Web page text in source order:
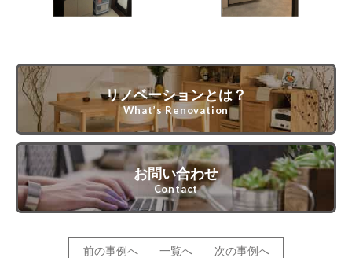
リノベーションとは？
What’s Renovation
お問い合わせ
Contact
前の事例へ 一覧へ 次の事例へ